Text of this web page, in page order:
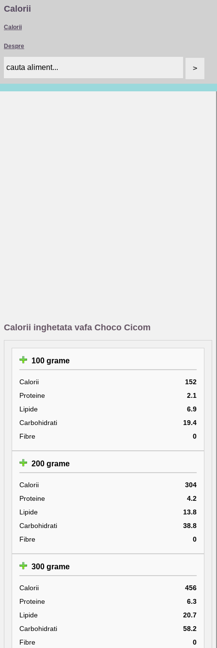
Calorii
Calorii
Despre
Calorii inghetata vafa Choco Cicom
100 grame
Calorii
152
Proteine
2.1
Lipide
6.9
Carbohidrati
19.4
Fibre
0
200 grame
Calorii
304
Proteine
4.2
Lipide
13.8
Carbohidrati
38.8
Fibre
0
300 grame
Calorii
456
Proteine
6.3
Lipide
20.7
Carbohidrati
58.2
Fibre
0